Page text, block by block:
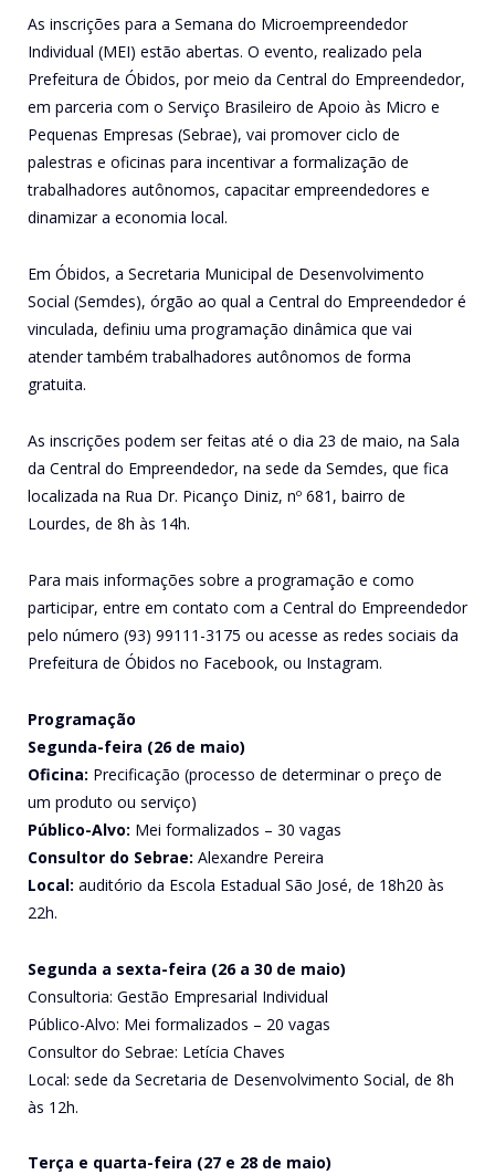
As inscrições para a Semana do Microempreendedor
Individual (MEI) estão abertas. O evento, realizado pela
Prefeitura de Óbidos, por meio da Central do Empreendedor,
em parceria com o Serviço Brasileiro de Apoio às Micro e
Pequenas Empresas (Sebrae), vai promover ciclo de
palestras e oficinas para incentivar a formalização de
trabalhadores autônomos, capacitar empreendedores e
dinamizar a economia local.
Em Óbidos, a Secretaria Municipal de Desenvolvimento
Social (Semdes), órgão ao qual a Central do Empreendedor é
vinculada, definiu uma programação dinâmica que vai
atender também trabalhadores autônomos de forma
gratuita.
As inscrições podem ser feitas até o dia 23 de maio, na Sala
da Central do Empreendedor, na sede da Semdes, que fica
localizada na Rua Dr. Picanço Diniz, nº 681, bairro de
Lourdes, de 8h às 14h.
Para mais informações sobre a programação e como
participar, entre em contato com a Central do Empreendedor
pelo número (93) 99111-3175 ou acesse as redes sociais da
Prefeitura de Óbidos no Facebook, ou Instagram.
Programação
Segunda-feira (26 de maio)
Oficina: Precificação (processo de determinar o preço de
um produto ou serviço)
Público-Alvo: Mei formalizados – 30 vagas
Consultor do Sebrae: Alexandre Pereira
Local: auditório da Escola Estadual São José, de 18h20 às
22h.
Segunda a sexta-feira (26 a 30 de maio)
Consultoria: Gestão Empresarial Individual
Público-Alvo: Mei formalizados – 20 vagas
Consultor do Sebrae: Letícia Chaves
Local: sede da Secretaria de Desenvolvimento Social, de 8h
às 12h.
Terça e quarta-feira (27 e 28 de maio)